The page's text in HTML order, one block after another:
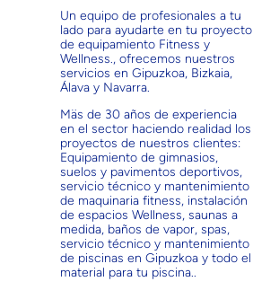
Un equipo de profesionales a tu
lado para ayudarte en tu proyecto
de equipamiento Fitness y
Wellness., ofrecemos nuestros
servicios en Gipuzkoa, Bizkaia,
Álava y Navarra.
Mäs de 30 años de experiencia
en el sector haciendo realidad los
proyectos de nuestros clientes:
Equipamiento de gimnasios,
suelos y pavimentos deportivos,
servicio técnico y mantenimiento
de maquinaria fitness, instalación
de espacios Wellness, saunas a
medida, baños de vapor, spas,
servicio técnico y mantenimiento
de piscinas en Gipuzkoa y todo el
material para tu piscina..